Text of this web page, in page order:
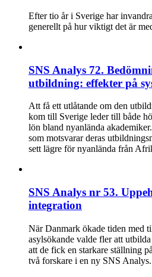
Efter tio år i Sverige har
generellt på hur viktigt det är
SNS Analys 72.
utbildning: effekter på
Att få ett utlåtande om den
kom till Sverige leder till både
lön bland nyanlända
som motsvarar deras
sett lägre för nyanlända från
SNS Analys nr 53.
integration
När Danmark ökade tiden med
asylsökande valde fler att
att de fick en starkare ställning
två forskare i en ny SNS Analys.